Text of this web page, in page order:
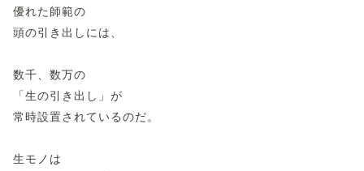
優れた師範の
頭の引き出しには、
数千、数万の
「生の引き出し」が
常時設置されているのだ。
生モノは